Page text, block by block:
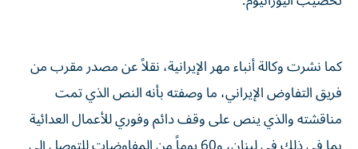
كما نشرت وكالة أنباء مهر الإيرانية، نقلاً عن مصدر مقرب من
فريق التفاوض الإيراني، ما وصفته بأنه النص الذي تمت
مناقشته والذي ينص على وقف دائم وفوري للأعمال العدائية